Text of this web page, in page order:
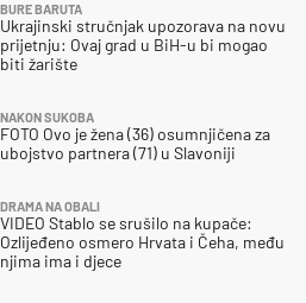
BURE BARUTA
Ukrajinski stručnjak upozorava na novu
prijetnju: Ovaj grad u BiH-u bi mogao
biti žarište
NAKON SUKOBA
FOTO Ovo je žena (36) osumnjičena za
ubojstvo partnera (71) u Slavoniji
DRAMA NA OBALI
VIDEO Stablo se srušilo na kupače:
Ozlijeđeno osmero Hrvata i Čeha, među
njima ima i djece